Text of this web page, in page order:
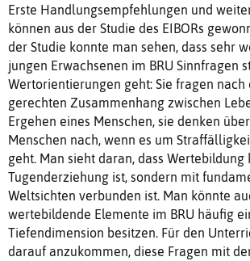
Erste Handlungsempfehlungen und
können aus der Studie des EIBORs
der Studie konnte man sehen, dass sehr
jungen Erwachsenen im BRU Sinnfragen
Wertorientierungen geht: Sie fragen
gerechten Zusammenhang zwischen
Ergehen eines Menschen, sie denken
Menschen nach, wenn es um
geht. Man sieht daran, dass Wertebildung
Tugenderziehung ist, sondern mit
Weltsichten verbunden ist. Man könnte
wertebildende Elemente im BRU häufig
Tiefendimension besitzen. Für den
darauf anzukommen, diese Fragen mit